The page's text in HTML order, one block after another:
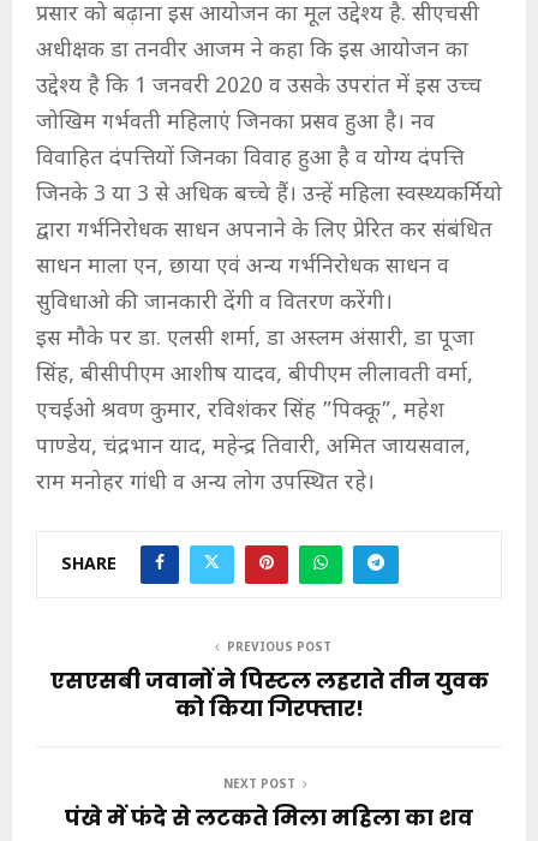
प्रसार को बढ़ाना इस आयोजन का मूल उद्देश्य है. सीएचसी
अधीक्षक डा तनवीर आजम ने कहा कि इस आयोजन का
उद्देश्य है कि 1 जनवरी 2020 व उसके उपरांत में इस उच्च
जोखिम गर्भवती महिलाएं जिनका प्रसव हुआ है। नव
विवाहित दंपत्तियों जिनका विवाह हुआ है व योग्य दंपत्ति
जिनके 3 या 3 से अधिक बच्चे हैं। उन्हें महिला स्वस्थ्यकर्मियो
द्वारा गर्भनिरोधक साधन अपनाने के लिए प्रेरित कर संबंधित
साधन माला एन, छाया एवं अन्य गर्भनिरोधक साधन व
सुविधाओ की जानकारी देंगी व वितरण करेंगी।
इस मौके पर डा. एलसी शर्मा, डा अस्लम अंसारी, डा पूजा
सिंह, बीसीपीएम आशीष यादव, बीपीएम लीलावती वर्मा,
एचईओ श्रवण कुमार, रविशंकर सिंह ”पिक्कू”, महेश
पाण्डेय, चंद्रभान याद, महेन्द्र तिवारी, अमित जायसवाल,
राम मनोहर गांधी व अन्य लोग उपस्थित रहे।
SHARE
PREVIOUS POST
एसएसबी जवानों ने पिस्टल लहराते तीन युवक
को किया गिरफ्तार!
NEXT POST
पंखे में फंदे से लटकते मिला महिला का शव